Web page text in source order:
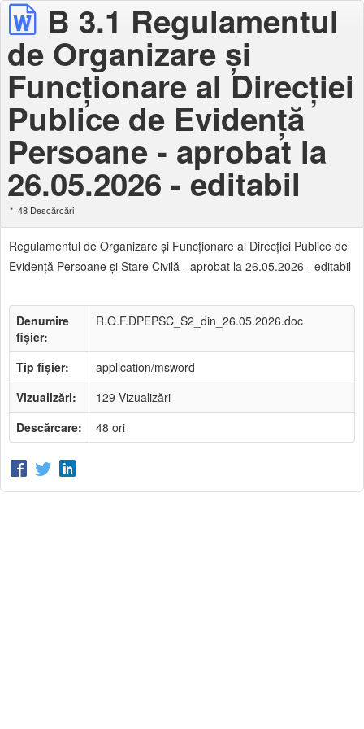
B 3.1 Regulamentul
de Organizare şi
Funcţionare al Direcţiei
Publice de Evidență
Persoane - aprobat la
26.05.2026 - editabil
48 Descărcări
Regulamentul de Organizare şi Funcţionare al Direcţiei Publice de
Evidență Persoane şi Stare Civilă - aprobat la 26.05.2026 - editabil
Denumire
fișier:
R.O.F.DPEPSC_S2_din_26.05.2026.doc
Tip fișier:
application/msword
Vizualizări:
129 Vizualizări
Descărcare:
48 ori